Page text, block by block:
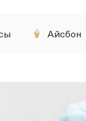
Айсбон